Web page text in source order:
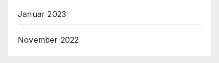
Januar 2023
November 2022